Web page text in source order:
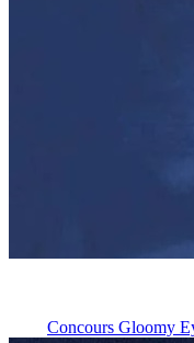
Concours Gloomy